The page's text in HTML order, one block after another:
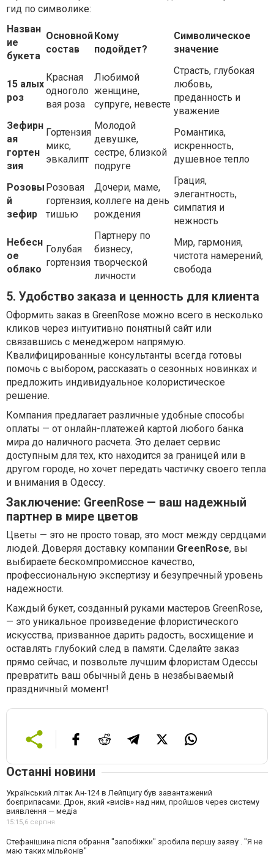
гид по символике:
Назван
ие
букета
Основной
состав
Кому
подойдет?
Символическое
значение
15 алых
роз
Красная
одноголо
вая роза
Любимой
женщине,
супруге, невесте
Страсть, глубокая
любовь,
преданность и
уважение
Зефирн
ая
гортен
зия
Гортензия
микс,
эвкалипт
Молодой
девушке,
сестре, близкой
подруге
Романтика,
искренность,
душевное тепло
Розовы
й
зефир
Розовая
гортензия,
тишью
Дочери, маме,
коллеге на день
рождения
Грация,
элегантность,
симпатия и
нежность
Небесн
ое
облако
Голубая
гортензия
Партнеру по
бизнесу,
творческой
личности
Мир, гармония,
чистота намерений,
свобода
5. Удобство заказа и ценность для клиента
Оформить заказ в GreenRose можно всего в несколько
кликов через интуитивно понятный сайт или
связавшись с менеджером напрямую.
Квалифицированные консультанты всегда готовы
помочь с выбором, рассказать о сезонных новинках и
предложить индивидуальное колористическое
решение.
Компания предлагает различные удобные способы
оплаты — от онлайн-платежей картой любого банка
мира до наличного расчета. Это делает сервис
доступным для тех, кто находится за границей или в
другом городе, но хочет передать частичку своего тепла
и внимания в Одессу.
Заключение: GreenRose — ваш надежный
партнер в мире цветов
Цветы — это не просто товар, это мост между сердцами
людей. Доверяя доставку компании GreenRose, вы
выбираете бескомпромиссное качество,
профессиональную экспертизу и безупречный уровень
надежности.
Каждый букет, созданный руками мастеров GreenRose,
— это уникальное произведение флористического
искусства, призванное дарить радость, восхищение и
оставлять глубокий след в памяти. Сделайте заказ
прямо сейчас, и позвольте лучшим флористам Одессы
превратить ваш обычный день в незабываемый
праздничный момент!
Останні новини
Український літак Ан-124 в Лейпцигу був завантажений
боєприпасами. Дрон, який «висів» над ним, пройшов через систему
виявлення — медіа
15:15,6 серпня
Стефанішина після обрання "запобіжки" зробила першу заяву . "Я не
маю таких мільйонів"